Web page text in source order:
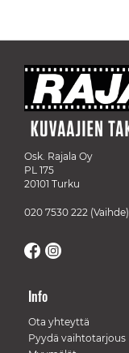
Osk. Rajala Oy
PL 175
20101 Turku
020 7530 222 (Vaihde)
Info
Ota yhteyttä
Pyydä vaihtotarjous